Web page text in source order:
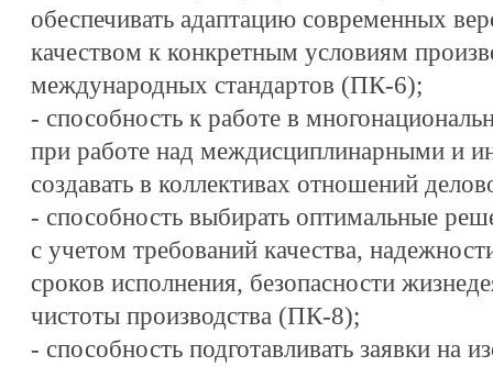
обеспечивать адаптацию современных
качеством к конкретным условиям
международных стандартов (ПК-6);
- способность к работе в
при работе над междисциплинарными и
создавать в коллективах отношений
- способность выбирать оптимальные
с учетом требований качества,
сроков исполнения, безопасности
чистоты производства (ПК-8);
- способность подготавливать заявки на